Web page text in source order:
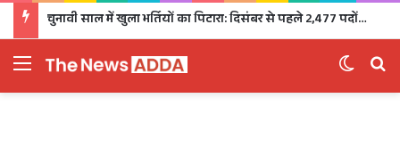
चुनावी साल में खुला भर्तियों का पिटारा: दिसंबर से पहले 2,477 पदों पर भर्ती, 1,470 पदों की परीक्षा भी होगी
Menu